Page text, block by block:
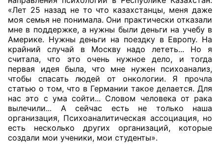
«Лет 25 назад не то что казахстанцы, меня даже
моя семья не понимала. Они практически отказали
мне в поддержке, а нужны были деньги на учебу в
Америке. Нужны деньги на поездку в Европу. На
крайний случай в Москву надо лететь... Но я
считала, что это очень нужное дело, и тогда
первая идея была, что мне нужен психоанализ,
чтобы спасать людей от онкологии. Я прочла
статью о том, что в Германии такое делается. Для
нас это с ума сойти... Словом человека от рака
вылечили... А сейчас есть не только наша
организация, Психоаналитическая ассоциация, но
есть несколько других организаций, которые
создали мои ученики, мои студенты».